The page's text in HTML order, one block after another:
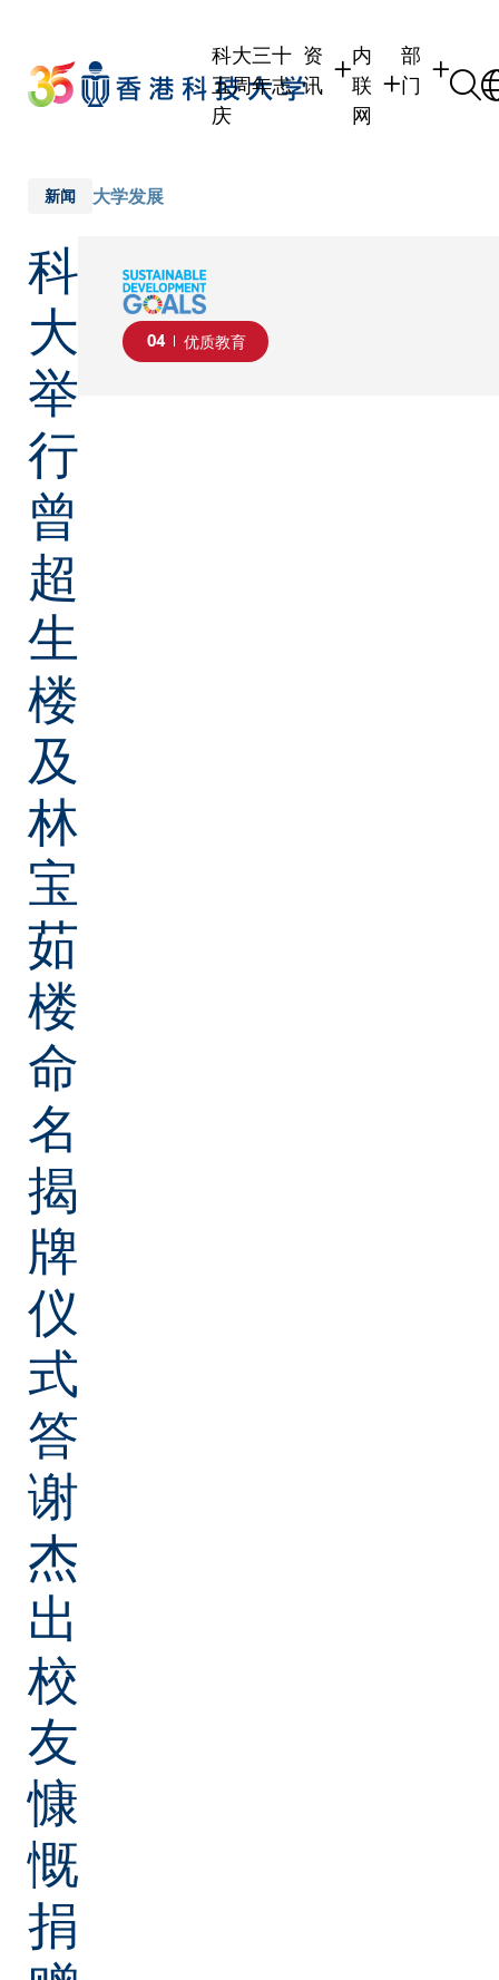
main
content
科大三十
五周年志
庆
资
讯
内
联
网
部
门
新闻 大学发展
科
大
举
行
曾
超
生
楼
及
林
宝
茹
楼
命
名
揭
牌
仪
式
答
谢
杰
出
校
友
慷
慨
捐
04 优质教育